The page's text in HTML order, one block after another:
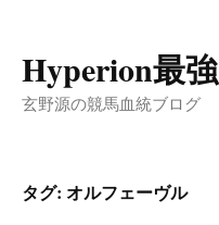
コ
ン
ツ
へ
Hyperion最強
玄野源の競馬血統ブログ
タグ: オルフェーヴル